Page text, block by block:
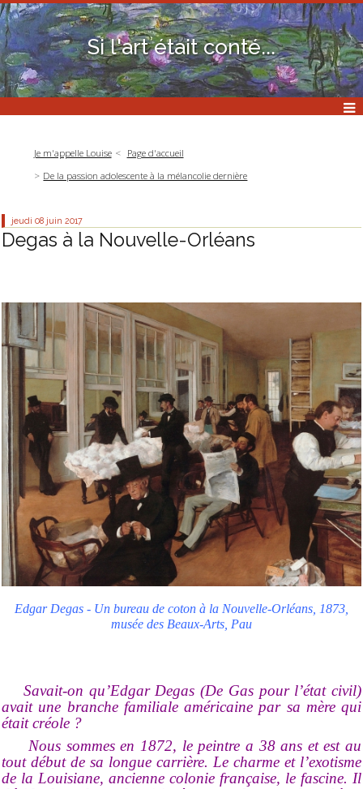
Si l'art était conté...
Je m'appelle Louise
Page d'accueil
De la passion adolescente à la mélancolie dernière
jeudi 08 juin 2017
Degas à la Nouvelle-Orléans
Edgar Degas - Un bureau de coton à la Nouvelle-Orléans, 1873,
musée des Beaux-Arts, Pau
Savait-on qu’Edgar Degas (De Gas pour l’état civil)
avait une branche familiale américaine par sa mère qui
était créole ?
Nous sommes en 1872, le peintre a 38 ans et est au
tout début de sa longue carrière. Le charme et l’exotisme
de la Louisiane, ancienne colonie française, le fascine. Il